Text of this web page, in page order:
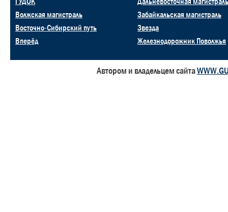
Волжская магистраль
Восточно-Сибирский путь
Вперёд
Забайкальская магистраль
Звезда
Железнодорожник Поволжья
Автором и владельцем сайта